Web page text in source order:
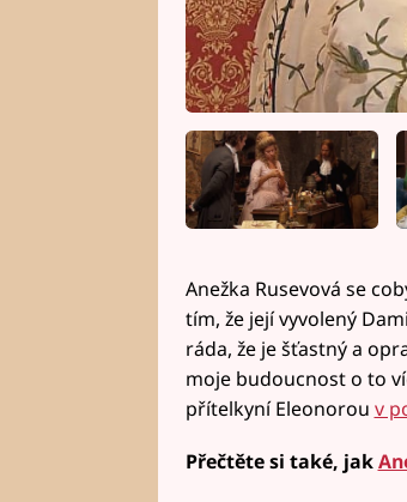
Anežka Rusevová se
tím, že její vyvolený
ráda, že je šťastný a
moje budoucnost o to
přítelkyní Eleonorou v
Přečtěte si také, jak